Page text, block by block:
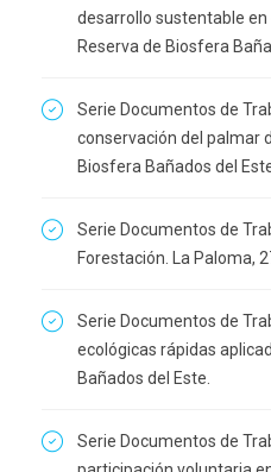
desarrollo sustentable
Reserva de Biosfera
Serie Documentos de
conservación del palmar
Biosfera Bañados del
Serie Documentos de
Forestación. La Paloma,
Serie Documentos de
ecológicas rápidas
Bañados del Este.
Serie Documentos de